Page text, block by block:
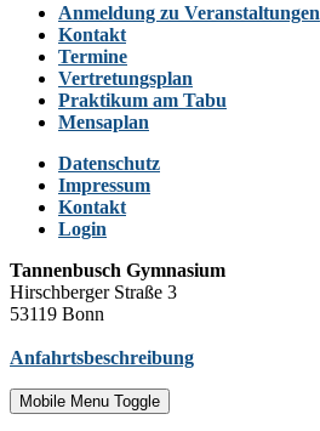
Anmeldung zu Veranstaltungen
Kontakt
Termine
Vertretungsplan
Praktikum am Tabu
Mensaplan
Datenschutz
Impressum
Kontakt
Login
Tannenbusch Gymnasium
Hirschberger Straße 3
53119 Bonn
Anfahrtsbeschreibung
Mobile Menu Toggle